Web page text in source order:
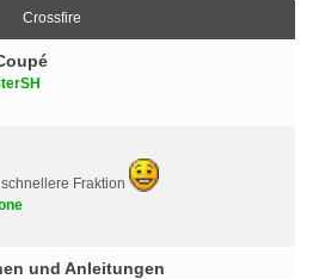
Crossfire
Fraktion
und Anleitungen